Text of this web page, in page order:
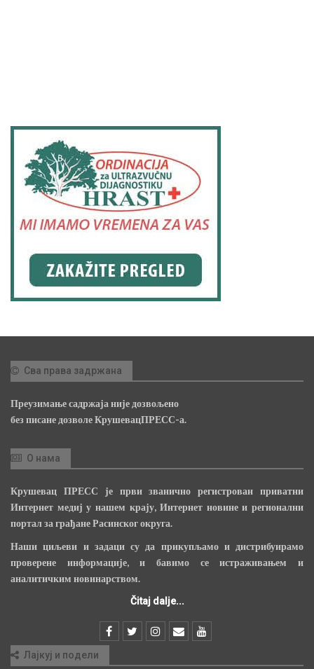
Сва права задржана
Преузимање садржаја није дозвољено
без писане дозволе КрушевацПРЕСС-а.
О нама
Крушевац ПРЕСС је први званично регистрован приватни
Интернет медиј у нашем крају, Интернет новине и регионални
портал за грађане Расинског округа.
Наши циљеви и задаци су да прикупљамо и дистрибуирамо
проверене информације, и бавимо се истраживањем и
аналитичким новинарством.
Čitaj dalje...
Лајкуј и подели